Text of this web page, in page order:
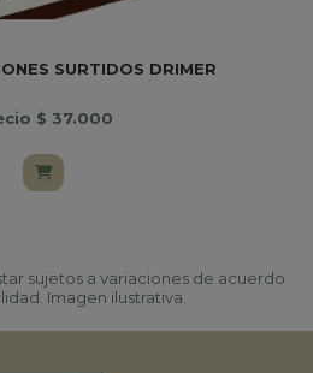
SURTIDOS DRIMER
$ 37.000
sujetos a variaciones de acuerdo
Imagen ilustrativa.